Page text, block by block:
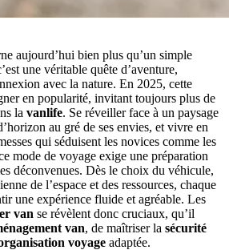
aujourd’hui bien plus qu’un simple
une véritable quête d’aventure,
avec la nature. En 2025, cette
en popularité, invitant toujours plus de
la vanlife. Se réveiller face à un paysage
au gré de ses envies, et vivre en
qui séduisent les novices comme les
mode de voyage exige une préparation
déconvenues. Dès le choix du véhicule,
de l’espace et des ressources, chaque
une expérience fluide et agréable. Les
van se révèlent donc cruciaux, qu’il
van, de maîtriser la sécurité
voyage adaptée.